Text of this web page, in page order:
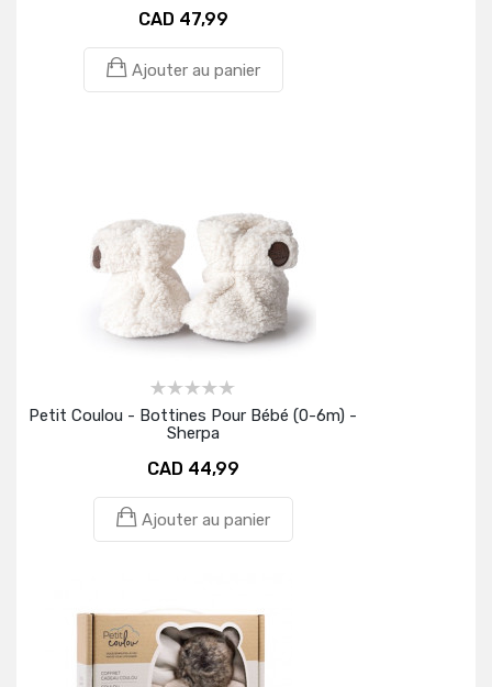
CAD 47,99
Ajouter au panier
Petit Coulou - Bottines Pour Bébé (0-6m) -
Sherpa
CAD 44,99
Ajouter au panier